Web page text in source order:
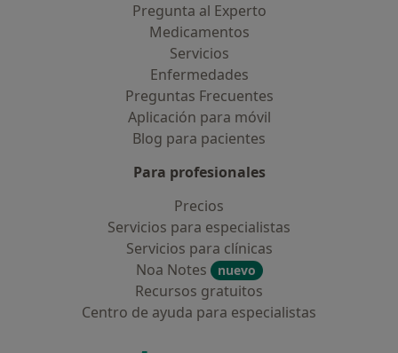
Pregunta al Experto
Medicamentos
Servicios
Enfermedades
Preguntas Frecuentes
Aplicación para móvil
Blog para pacientes
Para profesionales
Precios
Servicios para especialistas
Servicios para clínicas
Noa Notes
nuevo
Recursos gratuitos
Centro de ayuda para especialistas